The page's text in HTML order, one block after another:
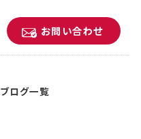
お問い合わせ
ブログ一覧